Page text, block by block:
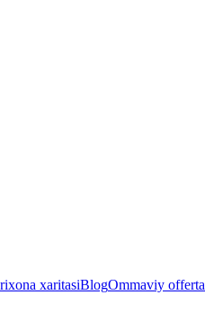
xaritasiBlogOmmaviy offerta